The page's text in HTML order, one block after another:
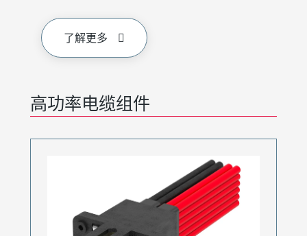
了解更多
高功率电缆组件